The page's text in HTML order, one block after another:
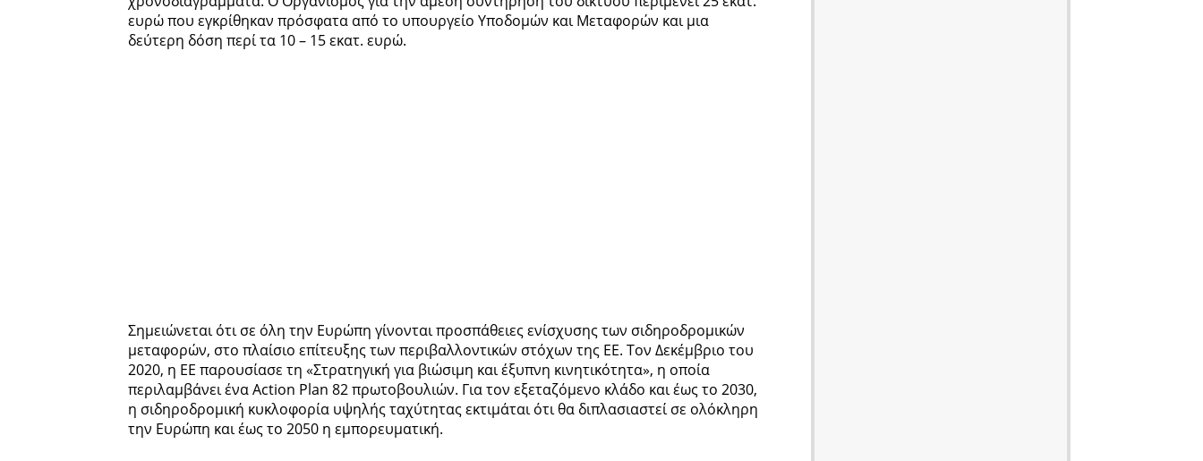
ευρώ που εγκρίθηκαν πρόσφατα από το υπουργείο Υποδομών και Μεταφορών και μια
δεύτερη δόση περί τα 10 – 15 εκατ. ευρώ.
Σημειώνεται ότι σε όλη την Ευρώπη γίνονται προσπάθειες ενίσχυσης των σιδηροδρομικών
μεταφορών, στο πλαίσιο επίτευξης των περιβαλλοντικών στόχων της ΕΕ. Τον Δεκέμβριο του
2020, η ΕΕ παρουσίασε τη «Στρατηγική για βιώσιμη και έξυπνη κινητικότητα», η οποία
περιλαμβάνει ένα Action Plan 82 πρωτοβουλιών. Για τον εξεταζόμενο κλάδο και έως το 2030,
η σιδηροδρομική κυκλοφορία υψηλής ταχύτητας εκτιμάται ότι θα διπλασιαστεί σε ολόκληρη
την Ευρώπη και έως το 2050 η εμπορευματική.